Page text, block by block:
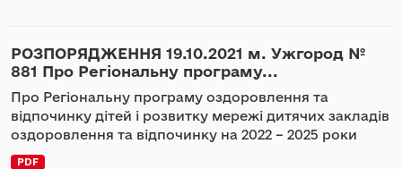
РОЗПОРЯДЖЕННЯ 19.10.2021 м. Ужгород №
881 Про Регіональну програму...
Про Регіональну програму оздоровлення та
відпочинку дітей і розвитку мережі дитячих закладів
оздоровлення та відпочинку на 2022 – 2025 роки
PDF